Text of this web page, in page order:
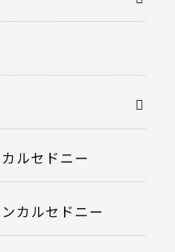
ルセドニー
カルセドニー